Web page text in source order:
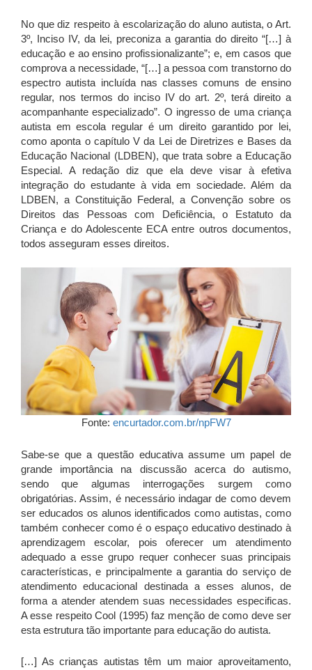
No que diz respeito à escolarização do aluno autista, o Art.
3º, Inciso IV, da lei, preconiza a garantia do direito “[…] à
educação e ao ensino profissionalizante”; e, em casos que
comprova a necessidade, “[…] a pessoa com transtorno do
espectro autista incluída nas classes comuns de ensino
regular, nos termos do inciso IV do art. 2º, terá direito a
acompanhante especializado”. O ingresso de uma criança
autista em escola regular é um direito garantido por lei,
como aponta o capítulo V da Lei de Diretrizes e Bases da
Educação Nacional (LDBEN), que trata sobre a Educação
Especial. A redação diz que ela deve visar à efetiva
integração do estudante à vida em sociedade. Além da
LDBEN, a Constituição Federal, a Convenção sobre os
Direitos das Pessoas com Deficiência, o Estatuto da
Criança e do Adolescente ECA entre outros documentos,
todos asseguram esses direitos.
Fonte: encurtador.com.br/npFW7
Sabe-se que a questão educativa assume um papel de
grande importância na discussão acerca do autismo,
sendo que algumas interrogações surgem como
obrigatórias. Assim, é necessário indagar de como devem
ser educados os alunos identificados como autistas, como
também conhecer como é o espaço educativo destinado à
aprendizagem escolar, pois oferecer um atendimento
adequado a esse grupo requer conhecer suas principais
características, e principalmente a garantia do serviço de
atendimento educacional destinada a esses alunos, de
forma a atender atendem suas necessidades especificas.
A esse respeito Cool (1995) faz menção de como deve ser
esta estrutura tão importante para educação do autista.
[…] As crianças autistas têm um maior aproveitamento,